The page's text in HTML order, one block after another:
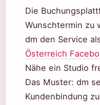
Die
Wunschtermin zu
dm den Service
Österreich
Nähe ein Studio
Das Muster: dm
Kundenbindung